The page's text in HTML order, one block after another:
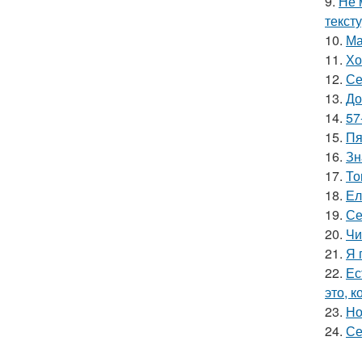
10.
11.
12.
13.
14.
15.
16.
17.
18.
19.
20.
21. Я
22.
это,
23.
24.